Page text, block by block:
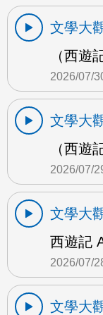
文學大
（西遊
2026/07/
文學大
（西遊
2026/07/
文學大
西遊記
2026/07/
文學大